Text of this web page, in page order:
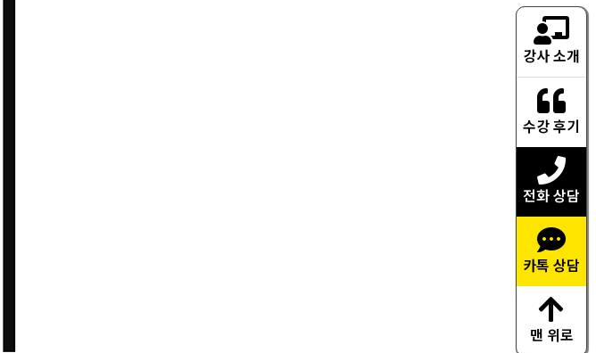
강사 소개
수강 후기
전화 상담
카톡 상담
맨 위로